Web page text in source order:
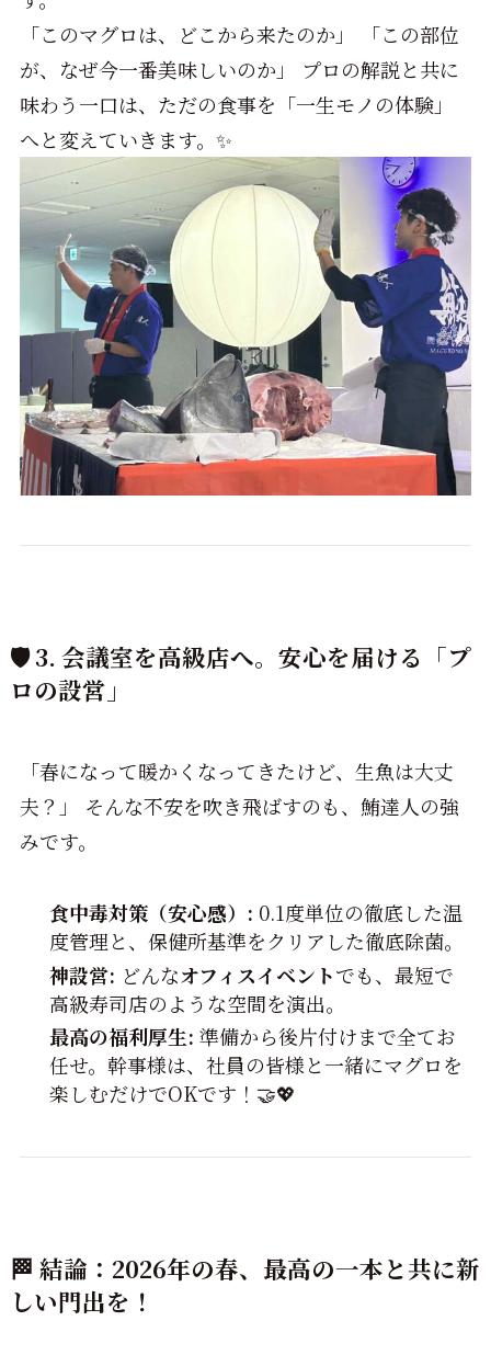
「このマグロは、どこから来たのか」 「この部位
が、なぜ今一番美味しいのか」 プロの解説と共に
味わう一口は、ただの食事を「一生モノの体験」
へと変えていきます。✨
🛡️ 3. 会議室を高級店へ。安心を届ける「プ
ロの設営」
「春になって暖かくなってきたけど、生魚は大丈
夫？」 そんな不安を吹き飛ばすのも、鮪達人の強
みです。
食中毒対策（安心感）: 0.1度単位の徹底した温
度管理と、保健所基準をクリアした徹底除菌。
神設営: どんなオフィスイベントでも、最短で
高級寿司店のような空間を演出。
最高の福利厚生: 準備から後片付けまで全てお
任せ。幹事様は、社員の皆様と一緒にマグロを
楽しむだけでOKです！🤝💖
🏁 結論：2026年の春、最高の一本と共に新
しい門出を！